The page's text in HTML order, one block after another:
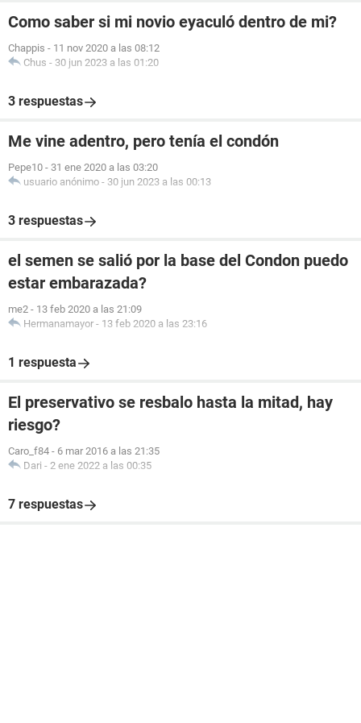
Como saber si mi novio eyaculó dentro de mi?
Chappis - 11 nov 2020 a las 08:12
Chus - 30 jun 2023 a las 01:20
3 respuestas
Me vine adentro, pero tenía el condón
Pepe10 - 31 ene 2020 a las 03:20
usuario anónimo - 30 jun 2023 a las 00:13
3 respuestas
el semen se salió por la base del Condon puedo
estar embarazada?
me2 - 13 feb 2020 a las 21:09
Hermanamayor - 13 feb 2020 a las 23:16
1 respuesta
El preservativo se resbalo hasta la mitad, hay
riesgo?
Caro_f84 - 6 mar 2016 a las 21:35
Dari - 2 ene 2022 a las 00:35
7 respuestas